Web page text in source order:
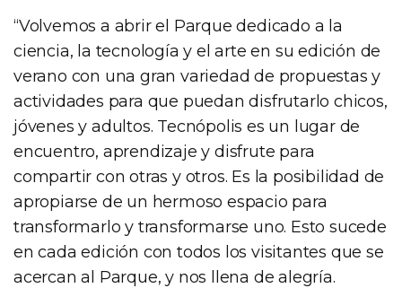
“Volvemos a abrir el Parque dedicado a la
ciencia, la tecnología y el arte en su edición de
verano con una gran variedad de propuestas y
actividades para que puedan disfrutarlo chicos,
jóvenes y adultos. Tecnópolis es un lugar de
encuentro, aprendizaje y disfrute para
compartir con otras y otros. Es la posibilidad de
apropiarse de un hermoso espacio para
transformarlo y transformarse uno. Esto sucede
en cada edición con todos los visitantes que se
acercan al Parque, y nos llena de alegría.